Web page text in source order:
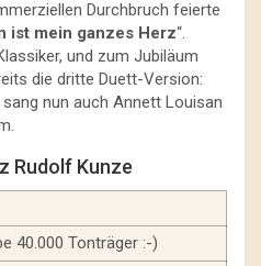
Durchbruch feierte
ist mein ganzes Herz“.
und zum Jubiläum
die dritte Duett-Version:
nun auch Annett Louisan
Rudolf Kunze
40.000 Tonträger :-)